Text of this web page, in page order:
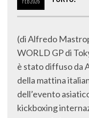
WORLD GP di
è stato diffuso da
della mattina
dell’evento
kickboxing
spettacolo